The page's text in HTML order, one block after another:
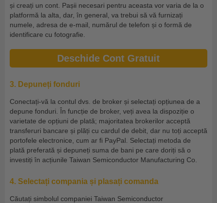
și creați un cont. Pașii necesari pentru aceasta vor varia de la o
platformă la alta, dar, în general, va trebui să vă furnizați
numele, adresa de e-mail, numărul de telefon și o formă de
identificare cu fotografie.
Deschide Cont Gratuit
3. Depuneți fonduri
Conectați-vă la contul dvs. de broker și selectați opțiunea de a
depune fonduri. În funcție de broker, veți avea la dispoziție o
varietate de opțiuni de plată; majoritatea brokerilor acceptă
transferuri bancare și plăți cu cardul de debit, dar nu toți acceptă
portofele electronice, cum ar fi PayPal. Selectați metoda de
plată preferată și depuneți suma de bani pe care doriți să o
investiți în acțiunile Taiwan Semiconductor Manufacturing Co.
4. Selectați compania și plasați comanda
Căutați simbolul companiei Taiwan Semiconductor